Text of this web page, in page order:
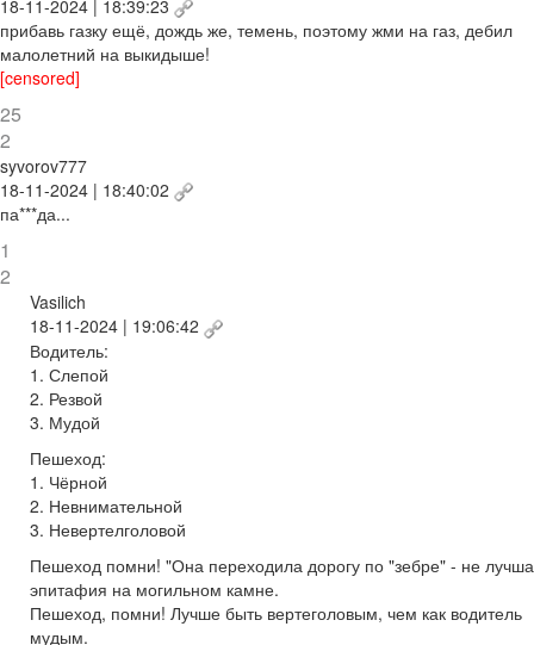
18-11-2024 | 18:39:23
прибавь газку ещё, дождь же, темень, поэтому жми на газ, дебил
малолетний на выкидыше!
[censored]
25
2
syvorov777
18-11-2024 | 18:40:02
па***да...
1
2
Vasilich
18-11-2024 | 19:06:42
Водитель:
1. Слепой
2. Резвой
3. Мудой
Пешеход:
1. Чёрной
2. Невнимательной
3. Невертелголовой
Пешеход помни! "Она переходила дорогу по "зебре" - не
эпитафия на могильном камне.
Пешеход, помни! Лучше быть вертеголовым, чем как водитель
мудым.